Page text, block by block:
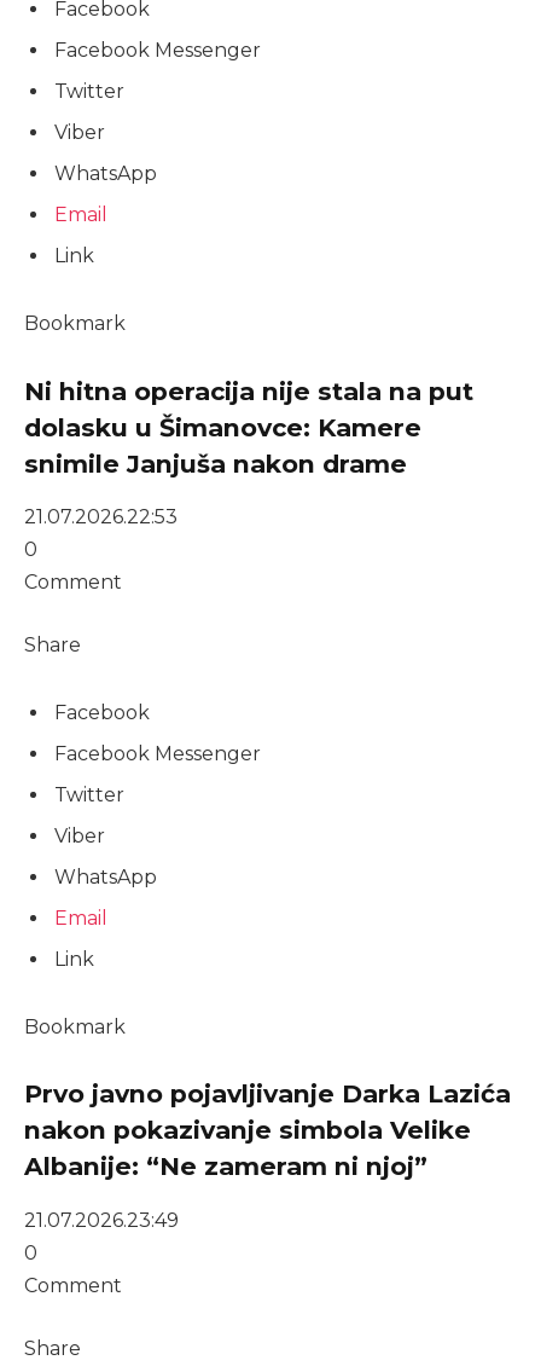
Facebook
Facebook Messenger
Twitter
Viber
WhatsApp
Email
Link
Bookmark
Ni hitna operacija nije stala na put
dolasku u Šimanovce: Kamere
snimile Janjuša nakon drame
21.07.2026.22:53
0
Comment
Share
Facebook
Facebook Messenger
Twitter
Viber
WhatsApp
Email
Link
Bookmark
Prvo javno pojavljivanje Darka Lazića
nakon pokazivanje simbola Velike
Albanije: “Ne zameram ni njoj”
21.07.2026.23:49
0
Comment
Share